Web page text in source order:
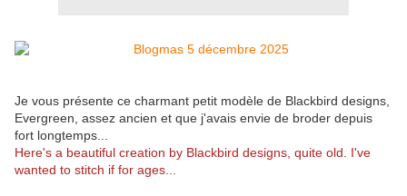
Je vous présente ce charmant petit modèle de Blackbird designs,
Evergreen, assez ancien et que j'avais envie de broder depuis
fort longtemps...
Here's a beautiful creation by Blackbird designs, quite old. I've
wanted to stitch if for ages...